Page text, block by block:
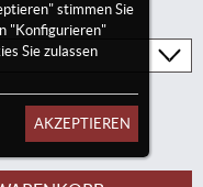
stimmen Sie
"Konfigurieren"
Sie zulassen
AKZEPTIEREN